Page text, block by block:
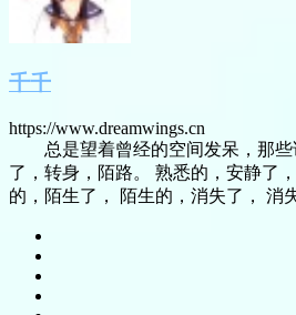
千千
https://www.dreamwings.cn
总是望着曾经的空间发呆，那些
了，转身，陌路。 熟悉的，安静了
的，陌生了， 陌生的，消失了， 消